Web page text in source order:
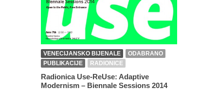
VENECIJANSKO BIJENALE
ODABRANO
PUBLIKACIJE
RADIONICE
Radionica Use-ReUse: Adaptive
Modernism – Biennale Sessions 2014